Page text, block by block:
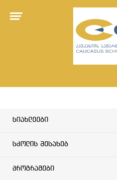
სიახლეები
სკოლის შესახებ
პროგრამები